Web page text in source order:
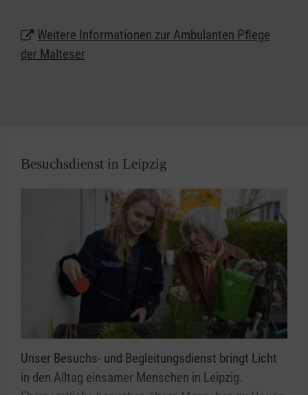
können Sie sich verlassen.
Weitere Informationen zur Ambulanten Pflege
der Malteser
Besuchsdienst in Leipzig
Unser Besuchs- und Begleitungsdienst bringt Licht
in den Alltag einsamer Menschen in Leipzig.